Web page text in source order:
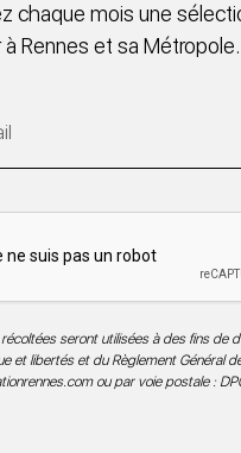
chaque mois une
Rennes et sa Métropole.
seront utilisées à des fins de
et libertés et du Règlement Général
ou par voie postale :